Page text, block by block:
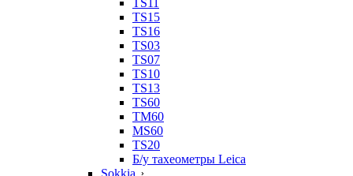
TS11
TS15
TS16
TS03
TS07
TS10
TS13
TS60
TM60
MS60
TS20
Б/у тахеометры Leica
Sokkia